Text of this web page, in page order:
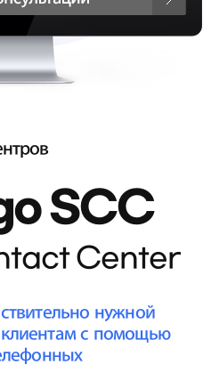
SCC
Center
нужной
с помощью